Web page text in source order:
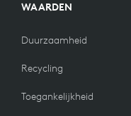
WAARDEN
Duurzaamheid
Recycling
Toegankelijkheid